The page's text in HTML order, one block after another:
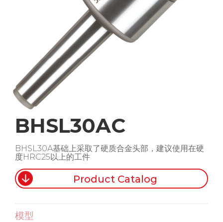
BHSL30AC
BHSL30A基础上采取了硬质合金头部，建议使用在硬
度HRC25以上的工件
Product Catalog
模型